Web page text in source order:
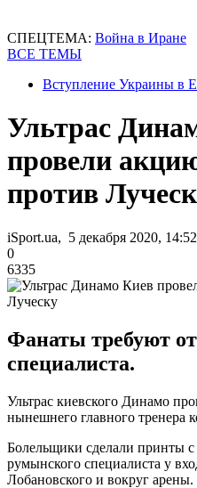
СПЕЦТЕМА: Война в Иране
ВСЕ ТЕМЫ
Вступление Украины в
Ультрас
провели
против
iSport.ua, 5 декабря 2020, 14:52
0
6335
Фанаты требуют
специалиста.
Ультрас киевского Динамо
нынешнего главного тренера
Болельщики сделали принты
румынского специалиста у
Лобановского и вокруг арены.